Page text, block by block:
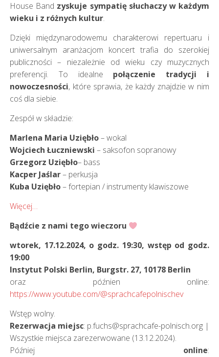
House Band zyskuje sympatię słuchaczy w każdym
wieku i z różnych kultur.
Dzięki międzynarodowemu charakterowi repertuaru i
uniwersalnym aranżacjom koncert trafia do szerokiej
publiczności – niezależnie od wieku czy muzycznych
preferencji. To idealne połączenie tradycji i
nowoczesności, które sprawia, że każdy znajdzie w nim
coś dla siebie.
Zespół w składzie:
Marlena Maria Uziębło– wokal
Wojciech Łuczniewski – saksofon sopranowy
Grzegorz Uziębło– bass
Kacper Jaślar– perkusja
Kuba Uziębło– fortepian / instrumenty klawiszowe
Więcej…
Bądźcie z nami tego wieczoru
wtorek, 17.12.2024, o godz. 19:30, wstęp od godz.
19:00
Instytut Polski Berlin, Burgstr. 27, 10178 Berlin
oraz późnien online:
https://www.youtube.com/@sprachcafepolnischev
Wstęp wolny.
Rezerwacja miejsc: p.fuchs@sprachcafe-polnisch.org |
Wszystkie miejsca zarezerwowane (13.12.2024).
Później online: